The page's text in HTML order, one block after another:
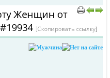
›
Женщин от
[Скопировать ссылку]